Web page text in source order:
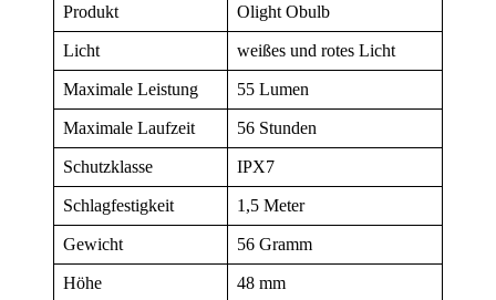
Produkt Olight Obulb
Licht weißes und rotes Licht
Maximale Leistung 55 Lumen
Maximale Laufzeit 56 Stunden
Schutzklasse IPX7
Schlagfestigkeit 1,5 Meter
Gewicht 56 Gramm
Höhe 48 mm